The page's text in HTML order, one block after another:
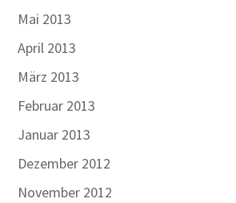
Mai 2013
April 2013
März 2013
Februar 2013
Januar 2013
Dezember 2012
November 2012